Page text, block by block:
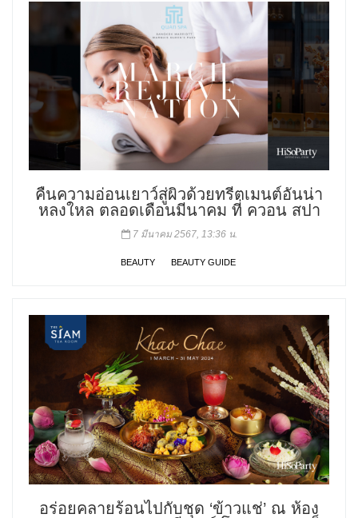
คืนความอ่อนเยาว์สู่ผิวด้วยทรีตเมนต์อันน่า
หลงใหล ตลอดเดือนมีนาคม ที่ ควอน สปา
7 มีนาคม 2567, 13:36 น.
BEAUTY BEAUTY GUIDE
อร่อยคลายร้อนไปกับชุด ‘ข้าวแช่’ ณ ห้อง